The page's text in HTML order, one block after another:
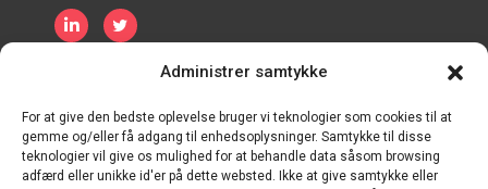
Administrer samtykke
For at give den bedste oplevelse bruger vi teknologier som cookies til at
gemme og/eller få adgang til enhedsoplysninger. Samtykke til disse
teknologier vil give os mulighed for at behandle data såsom browsing
adfærd eller unikke id'er på dette websted. Ikke at give samtykke eller
Fortrolighedspolitik
Politik om cookies